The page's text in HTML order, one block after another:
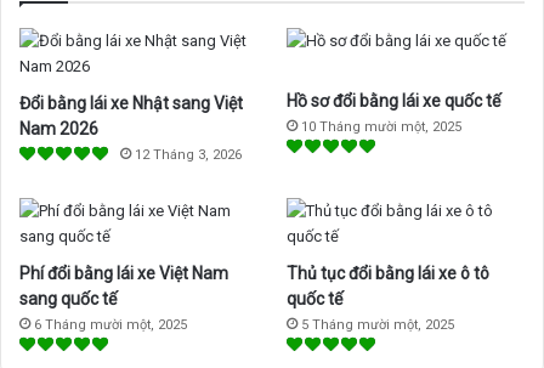
o
o
k
b
e
g
r
a
Đổi bằng lái xe Nhật sang Việt
Nam 2026
12 Tháng 3, 2026
Hồ sơ đổi bằng lái xe quốc tế
10 Tháng mười một, 2025
Phí đổi bằng lái xe Việt Nam
sang quốc tế
6 Tháng mười một, 2025
Thủ tục đổi bằng lái xe ô tô
quốc tế
5 Tháng mười một, 2025